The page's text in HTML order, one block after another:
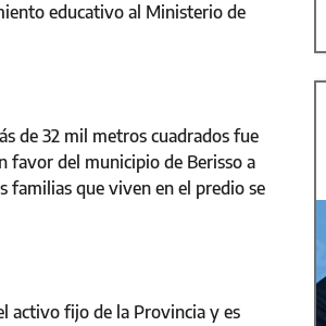
educativo al Ministerio de
de 32 mil metros cuadrados fue
favor del municipio de Berisso a
familias que viven en el predio se
activo fijo de la Provincia y es